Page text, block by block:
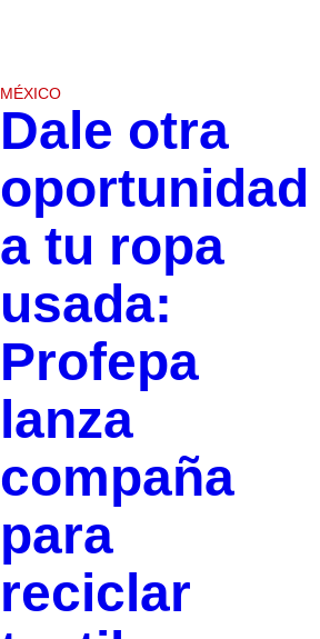
MÉXICO
Dale otra
oportunidad
a tu ropa
usada:
Profepa
lanza
compaña
para
reciclar